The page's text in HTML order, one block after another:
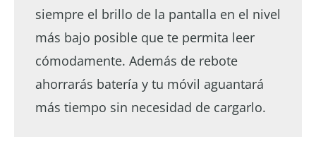
siempre el brillo de la pantalla en el nivel
más bajo posible que te permita leer
cómodamente. Además de rebote
ahorrarás batería y tu móvil aguantará
más tiempo sin necesidad de cargarlo.